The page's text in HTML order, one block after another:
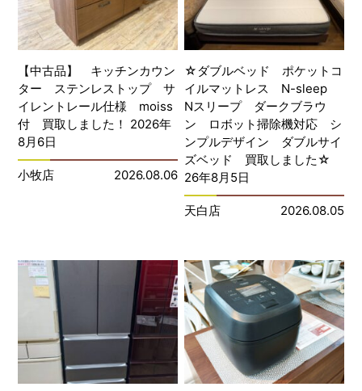
【中古品】 キッチンカウン
ター ステンレストップ サ
イレントレール仕様 moiss
付 買取しました！ 2026年
8月6日
小牧店 2026.08.06
☆ダブルベッド ポケットコ
イルマットレス N-sleep
Nスリープ ダークブラウ
ン ロボット掃除機対応 シ
ンプルデザイン ダブルサイ
ズベッド 買取しました☆
26年8月5日
天白店 2026.08.05